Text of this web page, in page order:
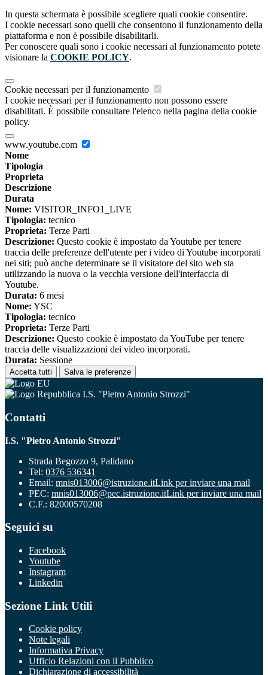
In questa schermata è possibile scegliere quali cookie consentire.
I cookie necessari sono quelli che consentono il funzionamento della
piattaforma e non è possibile disabilitarli.
Per conoscere quali sono i cookie necessari al funzionamento potete
visionare la COOKIE POLICY.
Cookie necessari per il funzionamento
I cookie necessari per il funzionamento non possono essere
disabilitati. È possibile consultare l'elenco nella pagina della cookie
policy.
www.youtube.com
Nome
Tipologia
Proprieta
Descrizione
Durata
Nome: VISITOR_INFO1_LIVE
Tipologia: tecnico
Proprieta: Terze Parti
Descrizione: Questo cookie è impostato da Youtube per tenere
traccia delle preferenze dell'utente per i video di Youtube incorporati
nei siti; può anche determinare se il visitatore del sito web sta
utilizzando la nuova o la vecchia versione dell'interfaccia di
Youtube.
Durata: 6 mesi
Nome: YSC
Tipologia: tecnico
Proprieta: Terze Parti
Descrizione: Questo cookie è impostato da YouTube per tenere
traccia delle visualizzazioni dei video incorporati.
Durata: Sessione
Accetta tutti Salva le preferenze
I.S. "Pietro Antonio Strozzi"
Contatti
I.S. "Pietro Antonio Strozzi"
Strada Begozzo 9, Palidano
Tel: 0376 536341
Email: mnis013006@istruzione.itLink per inviare una mail
PEC: mnis013006@pec.istruzione.itLink per inviare una mail
C.F.: 82000570208
Seguici su
Facebook
Youtube
Instagram
Linkedin
Sezione Link Utili
Cookie policy
Note legali
Informativa Privacy
Ufficio Relazioni con il Pubblico
Dichiarazione di accessibilità